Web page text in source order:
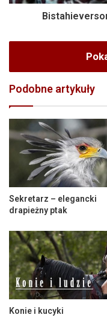
Podobne artykuły
Sekretarz – elegancki
drapieżny ptak
Konie i kucyki